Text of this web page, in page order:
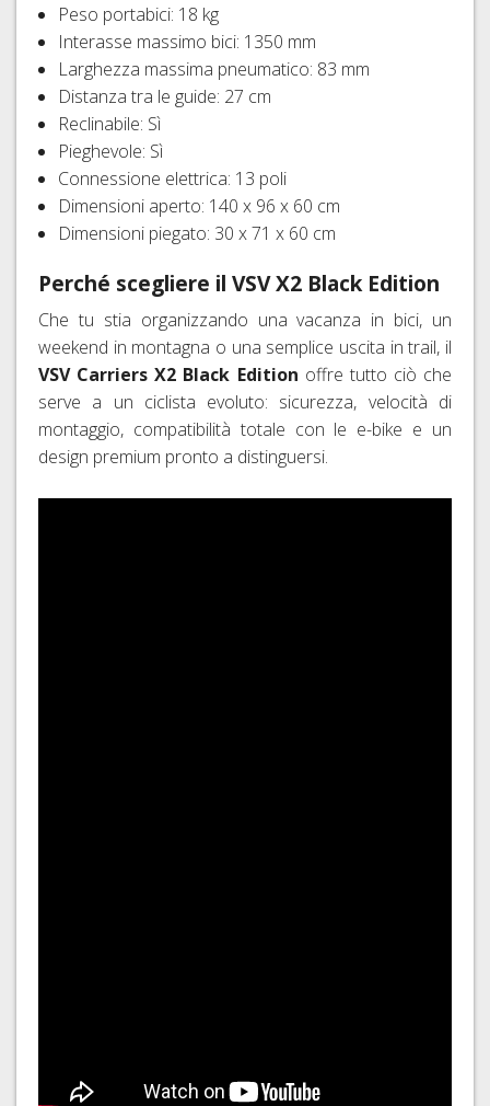
Peso portabici: 18 kg
Interasse massimo bici: 1350 mm
Larghezza massima pneumatico: 83 mm
Distanza tra le guide: 27 cm
Reclinabile: Sì
Pieghevole: Sì
Connessione elettrica: 13 poli
Dimensioni aperto: 140 x 96 x 60 cm
Dimensioni piegato: 30 x 71 x 60 cm
Perché scegliere il VSV X2 Black Edition
Che tu stia organizzando una vacanza in bici, un
weekend in montagna o una semplice uscita in trail, il
VSV Carriers X2 Black Edition offre tutto ciò che
serve a un ciclista evoluto: sicurezza, velocità di
montaggio, compatibilità totale con le e-bike e un
design premium pronto a distinguersi.